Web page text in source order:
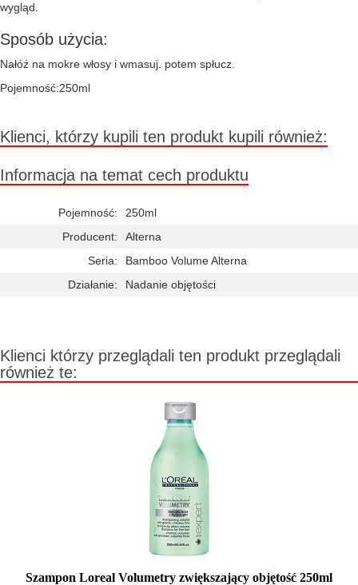
wygląd.
Sposób użycia:
Nałóż na mokre włosy i wmasuj. potem spłucz.
Pojemność:250ml
Klienci, którzy kupili ten produkt kupili również:
Informacja na temat cech produktu
Pojemność:
250ml
Producent:
Alterna
Seria:
Bamboo Volume Alterna
Działanie:
Nadanie objętości
Klienci którzy przeglądali ten produkt przeglądali
również te:
Szampon Loreal Volumetry zwiększający objętość 250ml